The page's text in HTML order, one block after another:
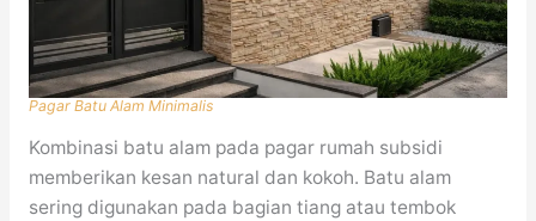
Pagar Batu Alam Minimalis
Kombinasi batu alam pada pagar rumah subsidi
memberikan kesan natural dan kokoh. Batu alam
sering digunakan pada bagian tiang atau tembok